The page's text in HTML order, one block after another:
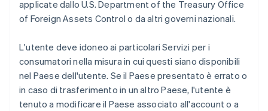
applicate dallo U.S. Department of the Treasury Office
of Foreign Assets Control o da altri governi nazionali.
L'utente deve idoneo ai particolari Servizi per i
consumatori nella misura in cui questi siano disponibili
nel Paese dell'utente. Se il Paese presentato è errato o
in caso di trasferimento in un altro Paese, l'utente è
tenuto a modificare il Paese associato all'account o a